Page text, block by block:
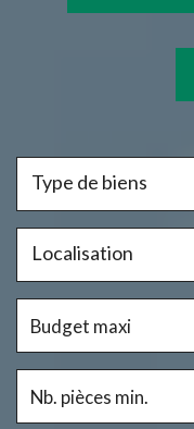
Type de biens
Localisation